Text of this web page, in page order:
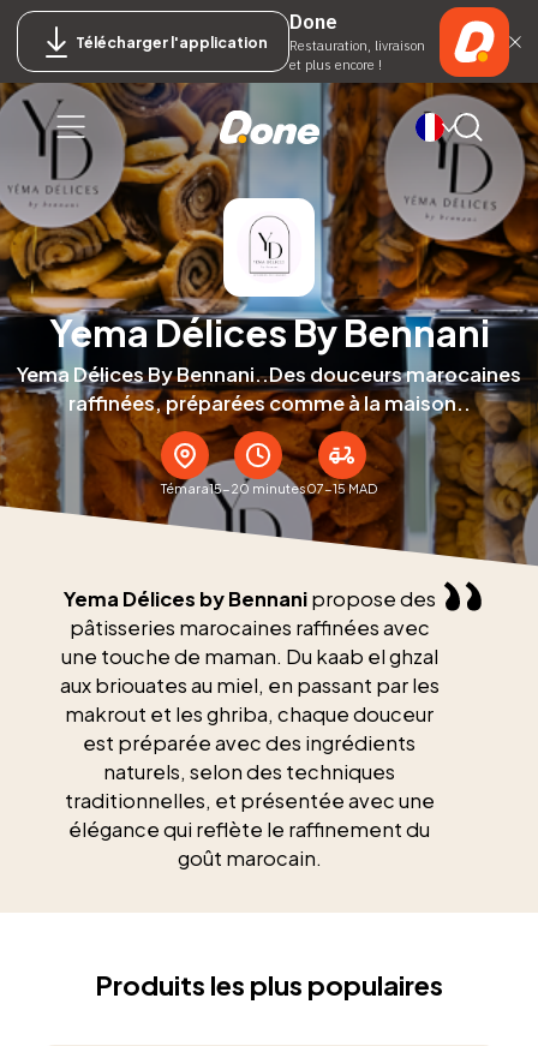
Télécharger l'application
Done
Restauration, livraison
et plus encore !
Yema Délices By Bennani
Yema Délices By Bennani..Des douceurs marocaines
raffinées, préparées comme à la maison..
Témara15-20 minutes07-15 MAD
Yema Délices by Bennanipropose des
pâtisseries marocaines raffinées avec
une touche de maman. Du kaab el ghzal
aux briouates au miel, en passant par les
makrout et les ghriba, chaque douceur
est préparée avec des ingrédients
naturels, selon des techniques
traditionnelles, et présentée avec une
élégance qui reflète le raffinement du
goût marocain.
Produits les plus populaires